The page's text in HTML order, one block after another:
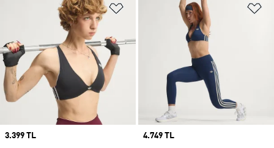
Favori Listesine Ekle
Price
3.399 TL
Price
4.749 TL